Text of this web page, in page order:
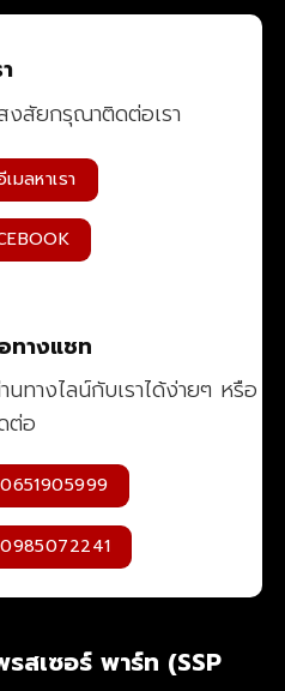
งสัยกรุณาติดต่อเรา
มลหาเรา
ทางแชท
นทางไลน์กับเราได้ง่ายๆ หรือ
ต่อ
0651905999
0985072241
สเซอร์ พาร์ท (SSP